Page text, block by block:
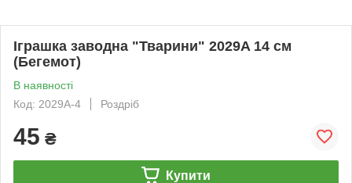
Іграшка заводна "Тварини" 2029A 14 см
(Бегемот)
В наявності
Код: 2029A-4
Роздріб
45 ₴
Купити